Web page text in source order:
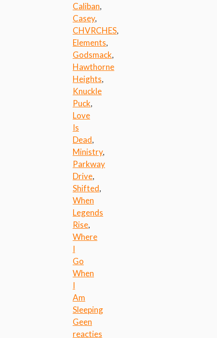
Caliban,
Casey,
CHVRCHES,
Elements,
Godsmack,
Hawthorne
Heights,
Knuckle
Puck,
Love
Is
Dead,
Ministry,
Parkway
Drive,
Shifted,
When
Legends
Rise,
Where
I
Go
When
I
Am
Sleeping
Geen
reacties